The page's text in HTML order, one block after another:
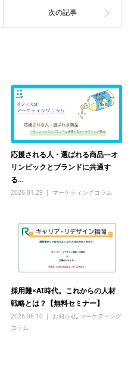
応援される人・選ばれる商品―オ
リンピックとブランドに共通す
る...
2026.01.29 マーケティングコラム
採用難×AI時代。これからの人材
戦略とは？【無料セミナー】
2026.06.10 お知らせ, マーケティング
コラム